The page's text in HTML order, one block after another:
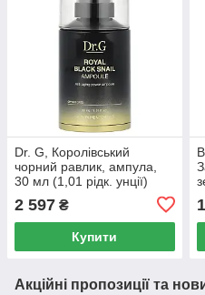
Dr. G, Королівський
чорний равлик, ампула,
30 мл (1,01 рідк. унції)
2 597 ₴
Купити
Акційні пропозиції та